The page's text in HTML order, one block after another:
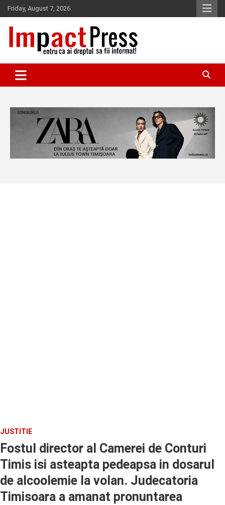
Skip
to
content
Friday, August 7, 2026
IMPACTPRESS
JUSTITIE
Fostul director al Camerei de Conturi
Timis isi asteapta pedeapsa in dosarul
de alcoolemie la volan. Judecatoria
Timisoara a amanat pronuntarea